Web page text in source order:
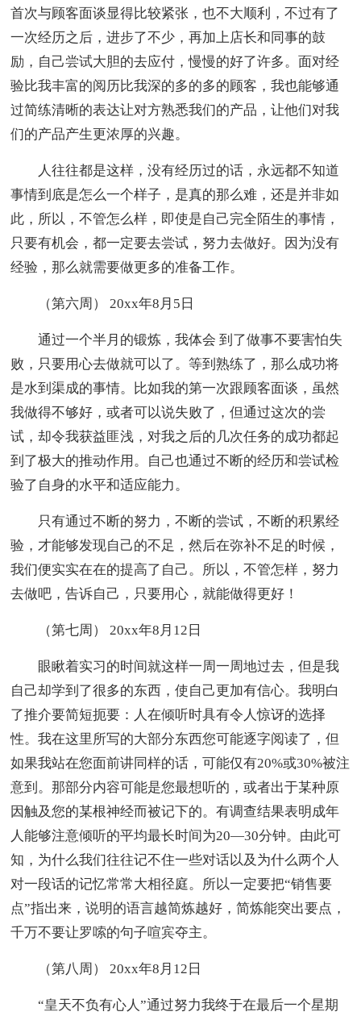
首次与顾客面谈显得比较紧张，也不大顺利，不过有了
一次经历之后，进步了不少，再加上店长和同事的鼓
励，自己尝试大胆的去应付，慢慢的好了许多。面对经
验比我丰富的阅历比我深的多的多的顾客，我也能够通
过简练清晰的表达让对方熟悉我们的产品，让他们对我
们的产品产生更浓厚的兴趣。
人往往都是这样，没有经历过的话，永远都不知道
事情到底是怎么一个样子，是真的那么难，还是并非如
此，所以，不管怎么样，即使是自己完全陌生的事情，
只要有机会，都一定要去尝试，努力去做好。因为没有
经验，那么就需要做更多的准备工作。
（第六周） 20xx年8月5日
通过一个半月的锻炼，我体会 到了做事不要害怕失
败，只要用心去做就可以了。等到熟练了，那么成功将
是水到渠成的事情。比如我的第一次跟顾客面谈，虽然
我做得不够好，或者可以说失败了，但通过这次的尝
试，却令我获益匪浅，对我之后的几次任务的成功都起
到了极大的推动作用。自己也通过不断的经历和尝试检
验了自身的水平和适应能力。
只有通过不断的努力，不断的尝试，不断的积累经
验，才能够发现自己的不足，然后在弥补不足的时候，
我们便实实在在的提高了自己。所以，不管怎样，努力
去做吧，告诉自己，只要用心，就能做得更好！
（第七周） 20xx年8月12日
眼瞅着实习的时间就这样一周一周地过去，但是我
自己却学到了很多的东西，使自己更加有信心。我明白
了推介要简短扼要：人在倾听时具有令人惊讶的选择
性。我在这里所写的大部分东西您可能逐字阅读了，但
如果我站在您面前讲同样的话，可能仅有20%或30%被注
意到。那部分内容可能是您最想听的，或者出于某种原
因触及您的某根神经而被记下的。有调查结果表明成年
人能够注意倾听的平均最长时间为20—30分钟。由此可
知，为什么我们往往记不住一些对话以及为什么两个人
对一段话的记忆常常大相径庭。所以一定要把“销售要
点”指出来，说明的语言越简炼越好，简炼能突出要点，
千万不要让罗嗦的句子喧宾夺主。
（第八周） 20xx年8月12日
“皇天不负有心人”通过努力我终于在最后一个星期